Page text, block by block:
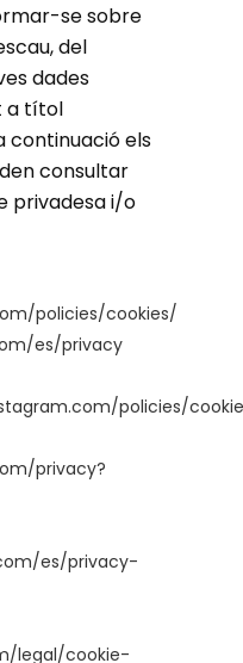
se sobre
del
dades
a títol
continuació els
consultar
privadesa i/o
policies/cookies/
es/privacy
policies/
privacy?
es/privacy-
legal/cookie-